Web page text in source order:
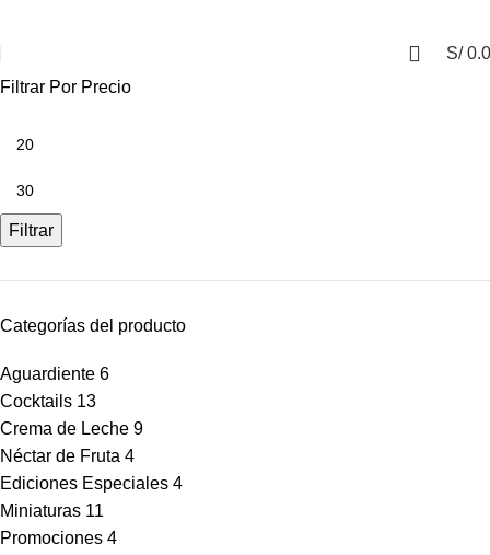
S/
Filtrar Por Precio
Filtrar
Categorías del producto
Aguardiente 6
Cocktails 13
Crema de Leche 9
Néctar de Fruta 4
Ediciones Especiales 4
Miniaturas 11
Promociones 4